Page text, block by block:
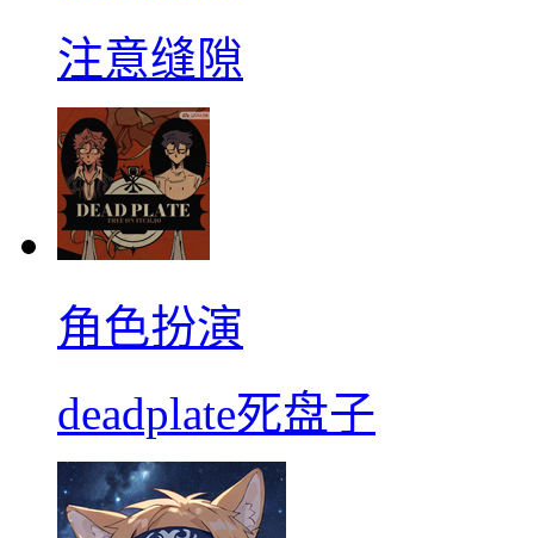
注意缝隙
角色扮演
deadplate死盘子